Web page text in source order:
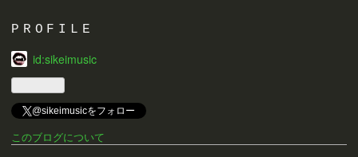
PROFILE
id:sikeimusic
@sikeimusicをフォロー
このブログについて